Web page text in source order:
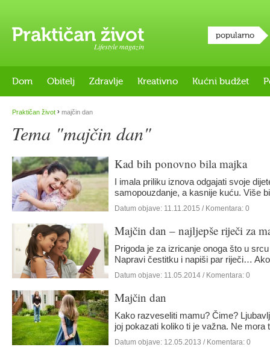
Lifestyle magazin
popularno
Dom Obitelj Zdravlje Kreativno Kućni budžet
Praktičan život › majčin dan
Tema "majčin dan"
Kad bih ponovno bila majka
I imala priliku iznova odgajati svoje
samopouzdanje, a kasnije kuću. Više
Datum objave: 11.11.2015 / Komentara: 0
Majčin dan – najljepše riječi za
Prigoda je za izricanje onoga što u
Napravi čestitku i napiši par riječi…
Datum objave: 11.05.2014 / Komentara: 0
Majčin dan
Kako razveseliti mamu? Čime?
joj pokazati koliko ti je važna. Ne
Datum objave: 12.05.2013 / Komentara: 0